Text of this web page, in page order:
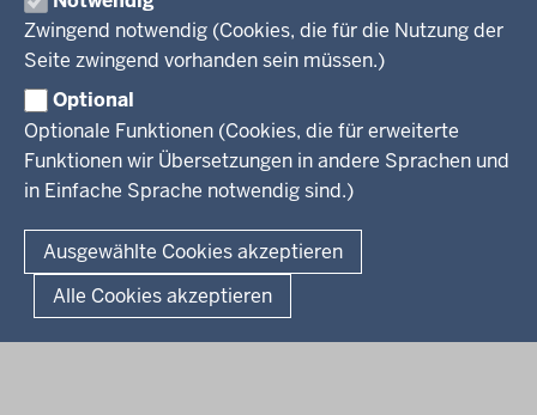
Zwingend notwendig (Cookies, die für die Nutzung der
Seite zwingend vorhanden sein müssen.)
Optional
Optionale Funktionen (Cookies, die für erweiterte
Funktionen wir Übersetzungen in andere Sprachen und
in Einfache Sprache notwendig sind.)
Ausgewählte Cookies akzeptieren
Alle Cookies akzeptieren
Fußzeile
Kinder
Jugend
Familie
LSBTIQ*
Gleichstellung
Flucht
Presse
Pressemitteilungen
Pressekontakt
Fotos
RSS-Feeds
Service
Broschürenservice
Bibliothek
Newsletter
Geschützter Kontakt
Landesportal NRW
Anfahrt
E-Rechnung
#WTFuture
Fußzeile
Seitenübersicht Kontakt Datenschutz